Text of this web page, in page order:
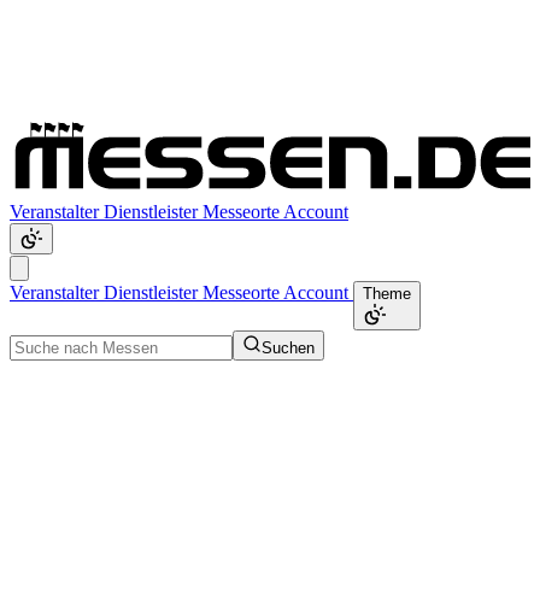
VeranstalterDienstleisterMesseorte Account
VeranstalterDienstleisterMesseorte Account Theme
Suchen